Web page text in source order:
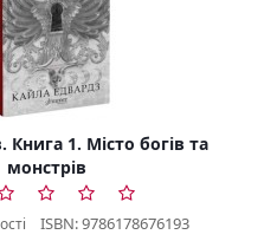
Книга 1. Місто богів та
монстрів
ISBN: 9786178676193